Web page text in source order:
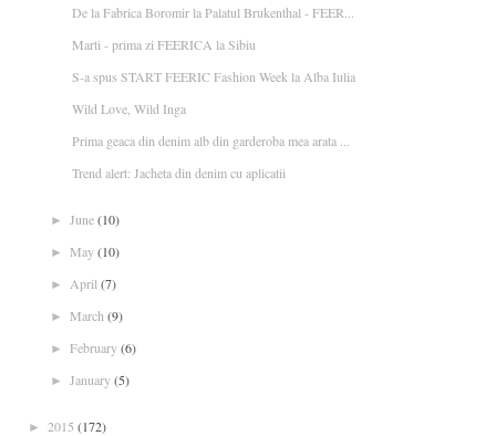
De la Fabrica Boromir la Palatul Brukenthal - FEER...
Marti - prima zi FEERICA la Sibiu
S-a spus START FEERIC Fashion Week la Alba Iulia
Wild Love, Wild Inga
Prima geaca din denim alb din garderoba mea arata ...
Trend alert: Jacheta din denim cu aplicatii
► June(10)
► May(10)
► April (7)
► March (9)
► February(6)
► January(5)
► 2015 (172)